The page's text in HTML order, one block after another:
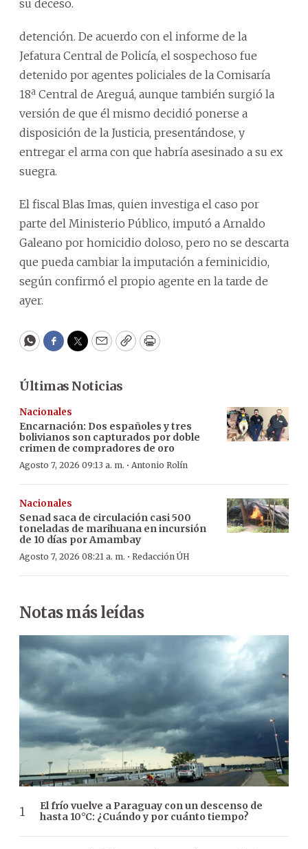
su deceso.
detención. De acuerdo con el informe de la
Jefatura Central de Policía, el sospechoso fue
detenido por agentes policiales de la Comisaría
18ª Central de Areguá, aunque también surgió la
versión de que él mismo decidió ponerse a
disposición de la Justicia, presentándose, y
entregar el arma con que habría asesinado a su ex
suegra.
El fiscal Blas Imas, quien investiga el caso por
parte del Ministerio Público, imputó a Arnaldo
Galeano por homicidio doloso, pero no se descarta
que pueda cambiar la imputación a feminicidio,
según confirmó el propio agente en la tarde de
ayer.
WhatsApp
Facebook
Twitter
EmailCopyPrint
Últimas Noticias
Nacionales
Encarnación: Dos españoles y tres
bolivianos son capturados por doble
crimen de compradores de oro
Agosto 7, 2026 09:13 a. m. · Antonio Rolín
Nacionales
Senad saca de circulación casi 500
toneladas de marihuana en incursión
de 10 días por Amambay
Agosto 7, 2026 08:21 a. m. · Redacción ÚH
Notas más leídas
El frío vuelve a Paraguay con un descenso de
hasta 10°C: ¿Cuándo y por cuánto tiempo?